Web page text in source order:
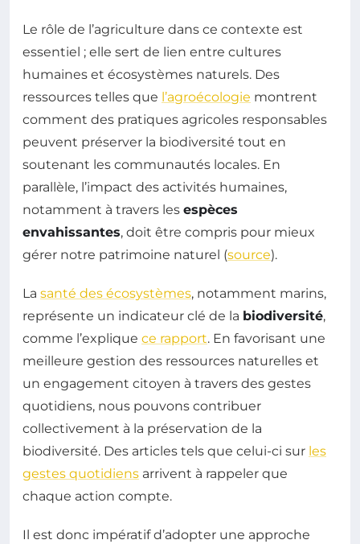
Le rôle de l’agriculture dans ce contexte est
essentiel ; elle sert de lien entre cultures
humaines et écosystèmes naturels. Des
ressources telles que l’agroécologie montrent
comment des pratiques agricoles responsables
peuvent préserver la biodiversité tout en
soutenant les communautés locales. En
parallèle, l’impact des activités humaines,
notamment à travers les espèces
envahissantes, doit être compris pour mieux
gérer notre patrimoine naturel (source).
La santé des écosystèmes, notamment marins,
représente un indicateur clé de la biodiversité,
comme l’explique ce rapport. En favorisant une
meilleure gestion des ressources naturelles et
un engagement citoyen à travers des gestes
quotidiens, nous pouvons contribuer
collectivement à la préservation de la
biodiversité. Des articles tels que celui-ci sur les
gestes quotidiens arrivent à rappeler que
chaque action compte.
Il est donc impératif d’adopter une approche